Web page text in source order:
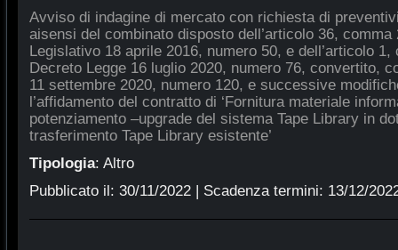
Avviso di indagine di mercato con richiesta di
aisensi del combinato disposto dell’articolo 36,
Legislativo 18 aprile 2016, numero 50, e dell’articolo
Decreto Legge 16 luglio 2020, numero 76, convertito,
11 settembre 2020, numero 120, e successive
l’affidamento del contratto di ‘Fornitura materiale
potenziamento –upgrade del sistema Tape Library in
trasferimento Tape Library esistente’
Tipologia: Altro
Pubblicato il: 30/11/2022| Scadenza termini: 13/12/